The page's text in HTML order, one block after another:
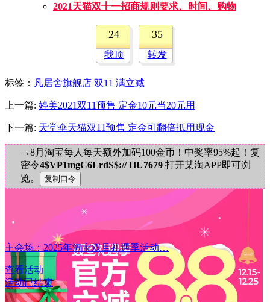
2021天猫双十一招商规则要求、时间、购物
24
我顶
35
转发
标签 ： 凡居舍旗舰店 双11 满立减
上一篇: 婷美2021双11预售 定金10元当20元用
下一篇: 天堂伞天猫双11预售 定金可翻倍抵用现金
→8月淘宝每人每天额外加码100金币！中奖率95%起！复
密令4$VP1mgC6LrdS$:// HU7679 打开某淘APP即可浏
览。
主会场：2025年淘宝双旦礼遇季活动…
查看活动
活动已结束